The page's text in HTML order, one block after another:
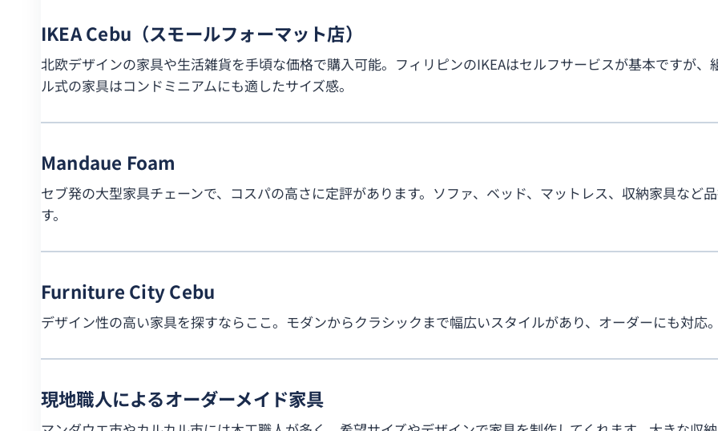
IKEA Cebu（スモールフォーマット店）
北欧デザインの家具や生活雑貨を手頃な価格で購入可能。フィリピンのIKEAはセルフサービスが基本ですが
ル式の家具はコンドミニアムにも適したサイズ感。
Mandaue Foam
セブ発の大型家具チェーンで、コスパの高さに定評があります。ソファ、ベッド、マットレス、収納家具など
す。
Furniture City Cebu
デザイン性の高い家具を探すならここ。モダンからクラシックまで幅広いスタイルがあり、オーダーにも対応
現地職人によるオーダーメイド家具